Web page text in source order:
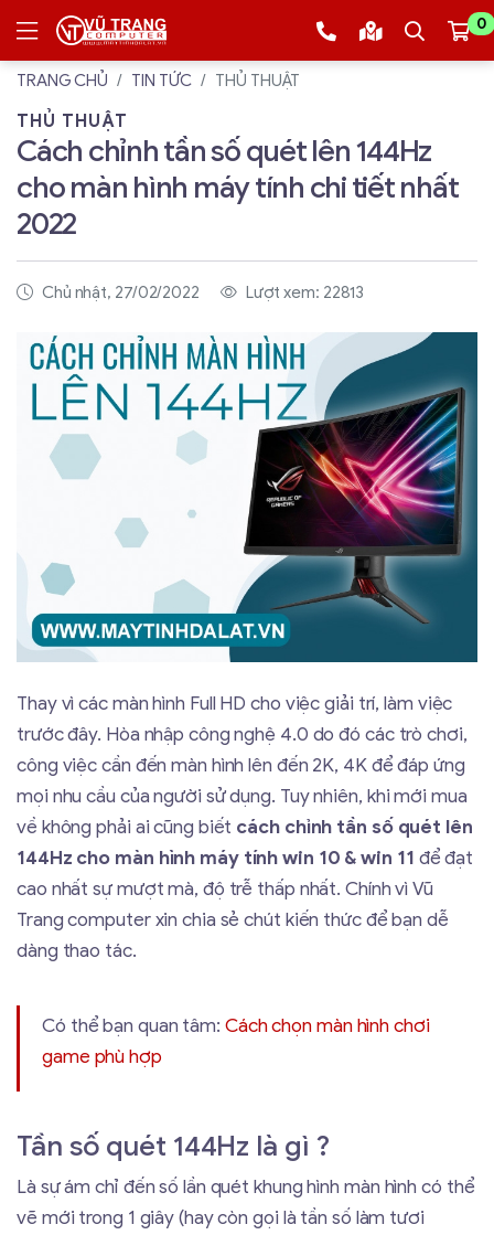
0
TRANG CHỦ TIN TỨC THỦ THUẬT
THỦ THUẬT
Cách chỉnh tần số quét lên 144Hz
cho màn hình máy tính chi tiết nhất
2022
Chủ nhật, 27/02/2022 Lượt xem: 22813
Thay vì các màn hình Full HD cho việc giải trí, làm việc
trước đây. Hòa nhập công nghệ 4.0 do đó các trò chơi,
công việc cần đến màn hình lên đến 2K, 4K để đáp ứng
mọi nhu cầu của người sử dụng. Tuy nhiên, khi mới mua
về không phải ai cũng biết cách chỉnh tần số quét lên
144Hz cho màn hình máy tính win 10 & win 11 để đạt
cao nhất sự mượt mà, độ trễ thấp nhất. Chính vì Vũ
Trang computer xin chia sẻ chút kiến thức để bạn dễ
dàng thao tác.
Có thể bạn quan tâm: Cách chọn màn hình chơi
game phù hợp
Tần số quét 144Hz là gì ?
Là sự ám chỉ đến số lần quét khung hình màn hình có thể
vẽ mới trong 1 giây (hay còn gọi là tần số làm tươi